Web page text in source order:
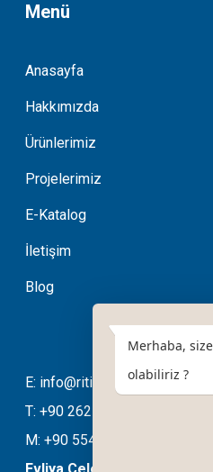
Menü
Anasayfa
Hakkımızda
Ürünlerimiz
Projelerimiz
E-Katalog
İletişim
Blog
E: info@ritimotomasyon.com
T: +90 262 643 20 94
M: +90 554 508 76 03
Merhaba, size
olabiliriz ?